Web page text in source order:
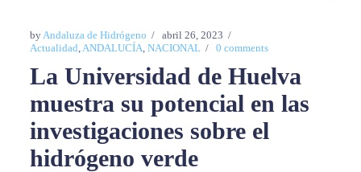
by Andaluza de Hidrógeno
abril 26, 2023
Actualidad ANDALUCÍA ,NACIONAL 0 comments
La Universidad de Huelva
muestra su potencial en las
investigaciones sobre el
hidrógeno verde